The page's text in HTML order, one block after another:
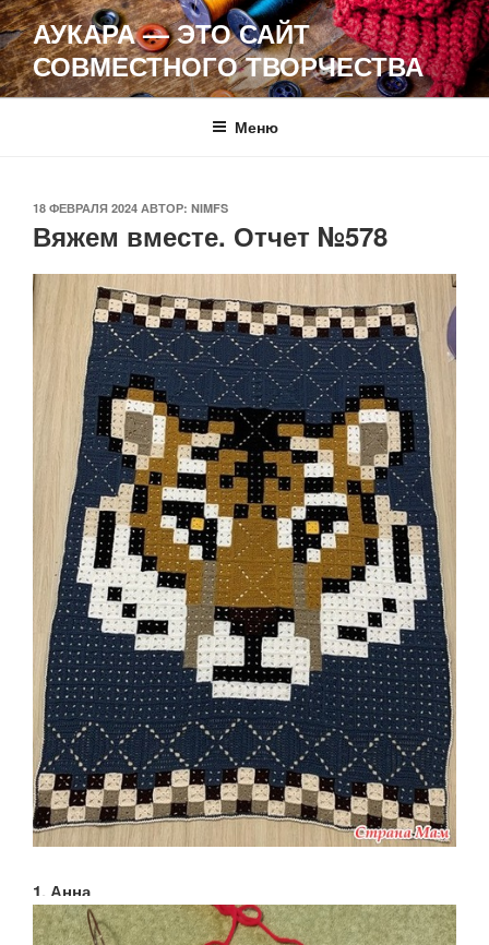
Перейти
к
содержимому
АУКАРА — ЭТО САЙТ
СОВМЕСТНОГО ТВОРЧЕСТВА
Меню
ОПУБЛИКОВАНО
18 ФЕВРАЛЯ 2024 АВТОР: NIMFS
Вяжем вместе. Отчет №578
1. Анна